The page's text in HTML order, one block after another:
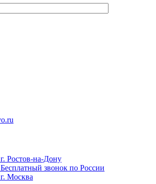
г. Ростов-на-Дону
Бесплатный звонок по России
г. Москва